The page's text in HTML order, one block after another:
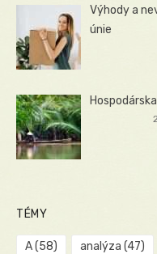
Výhody a
únie
TÉMY
A(58) analýza (47)